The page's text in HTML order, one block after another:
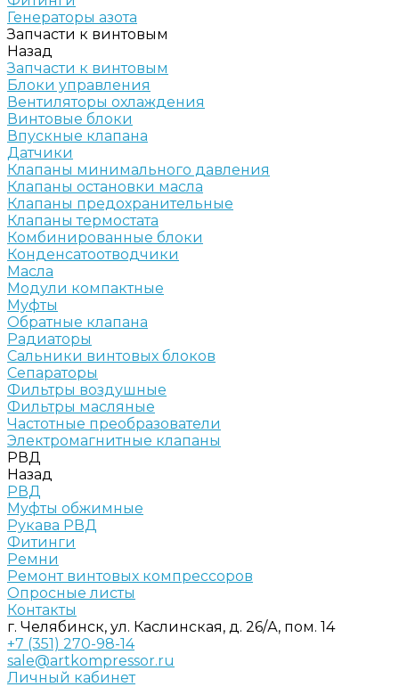
Генераторы азота
Запчасти к винтовым
Назад
Запчасти к винтовым
Блоки управления
Вентиляторы охлаждения
Винтовые блоки
Впускные клапана
Датчики
Клапаны минимального давления
Клапаны остановки масла
Клапаны предохранительные
Клапаны термостата
Комбинированные блоки
Конденсатоотводчики
Масла
Модули компактные
Муфты
Обратные клапана
Радиаторы
Сальники винтовых блоков
Сепараторы
Фильтры воздушные
Фильтры масляные
Частотные преобразователи
Электромагнитные клапаны
РВД
Назад
РВД
Муфты обжимные
Рукава РВД
Фитинги
Ремни
Ремонт винтовых компрессоров
Опросные листы
Контакты
г. Челябинск, ул. Каслинская, д. 26/А, пом. 14
+7 (351) 270-98-14
sale@artkompressor.ru
Личный кабинет